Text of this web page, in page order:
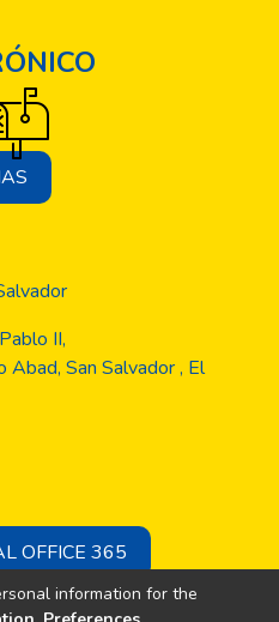
II,
Abad, San Salvador , El
OFFICE 365
information for the